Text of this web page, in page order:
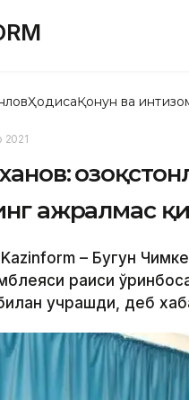
ҲодисаҚонун ва
2021
ажралмас
Kazinform – Бугун
раиси
учрашди, деб